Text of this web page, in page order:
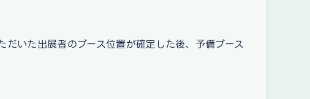
いた出展者のブース位置が確定した後、予備ブース